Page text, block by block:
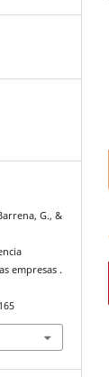
G., &
empresas .